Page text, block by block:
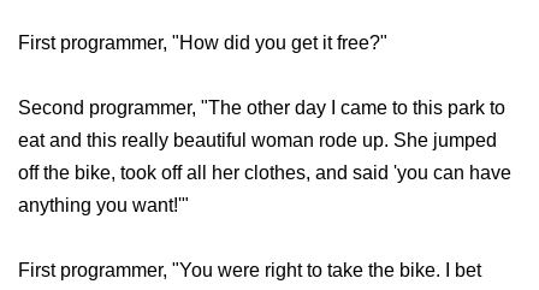
First programmer, "How did you get it free?"
Second programmer, "The other day I came to this park to
eat and this really beautiful woman rode up. She jumped
off the bike, took off all her clothes, and said 'you can have
anything you want!'"
First programmer, "You were right to take the bike. I bet